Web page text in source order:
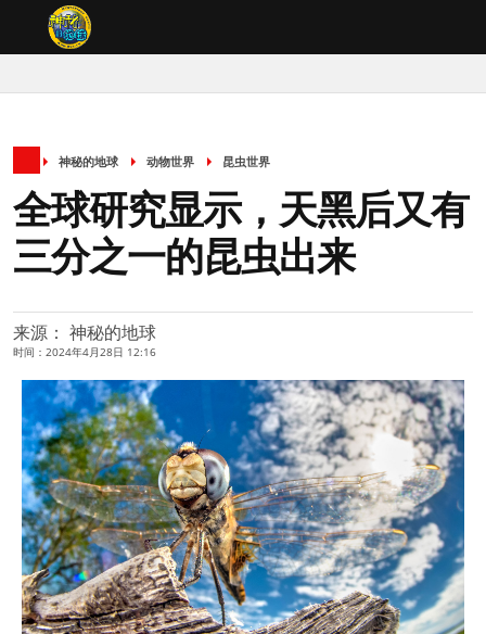
神秘的地球 动物世界 昆虫世界
全球研究显示，天黑后又有
三分之一的昆虫出来
来源： 神秘的地球
时间：2024年4月28日 12:16